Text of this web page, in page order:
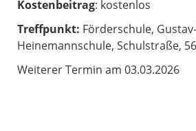
Kostenbeitrag: kostenlos
Treffpunkt: Förderschule,
Heinemannschule, Schulstraße,
Weiterer Termin am 03.03.2026